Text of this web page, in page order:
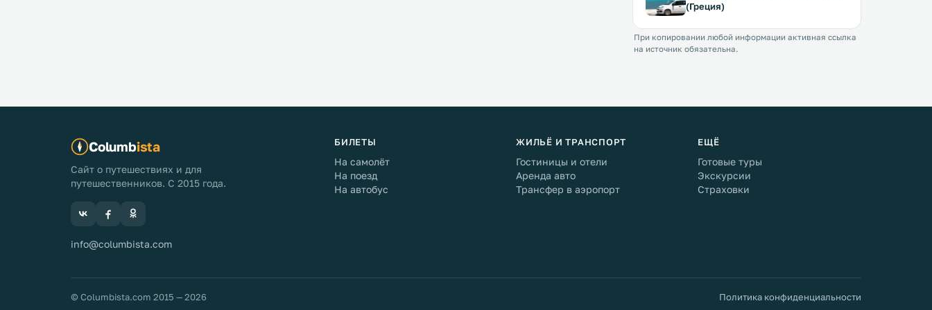
(Греция)
При копировании любой информации активная ссылка
на источник обязательна.
Columbista
Сайт о путешествиях и для
путешественников. С 2015 года.
info@columbista.com
БИЛЕТЫ
На самолёт
На поезд
На автобус
ЖИЛЬЁ И ТРАНСПОРТ
Гостиницы и отели
Аренда авто
Трансфер в аэропорт
ЕЩЁ
Готовые туры
Экскурсии
Страховки
© Columbista.com 2015 — 2026 Политика конфиденциальности